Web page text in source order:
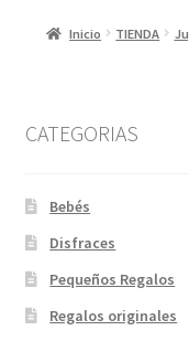
Inicio TIENDA
CATEGORIAS
Bebés
Disfraces
Pequeños Regalos
Regalos originales